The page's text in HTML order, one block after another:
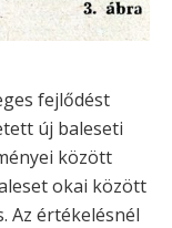
fejlődést
új baleseti
között
okai között
Az értékelésnél